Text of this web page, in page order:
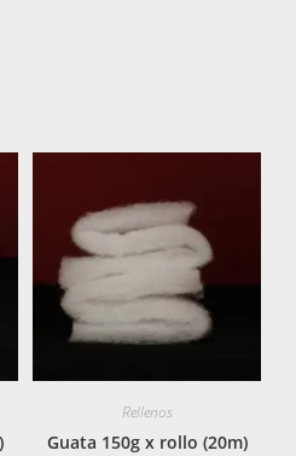
Rellenos
Guata 150g x rollo (20m)